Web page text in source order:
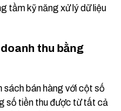
tầm kỹ năng xử lý dữ liệu
thu bằng
sách bán hàng với cột số
số tiền thu được từ tất cả